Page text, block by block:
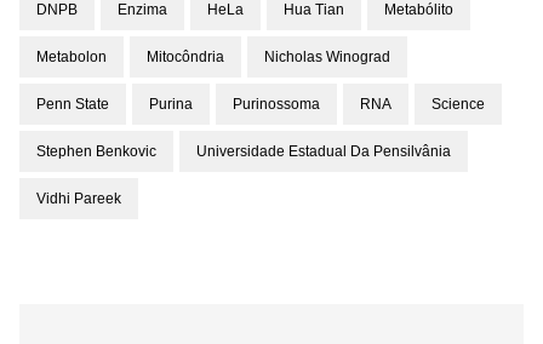
DNPB Enzima HeLa Hua Tian Metabólito
Metabolon Mitocôndria Nicholas Winograd
Penn State Purina Purinossoma RNA Science
Stephen Benkovic Universidade Estadual Da Pensilvânia
Vidhi Pareek